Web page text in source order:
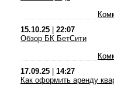
15.10.25
22:07
Обзор БК БетСити
17.09.25
14:27
Как оформить аренду